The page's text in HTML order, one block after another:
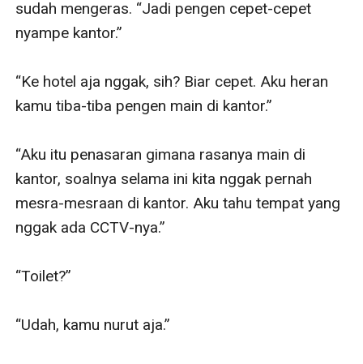
sudah mengeras. “Jadi pengen cepet-cepet
nyampe kantor.”
“Ke hotel aja nggak, sih? Biar cepet. Aku heran
kamu tiba-tiba pengen main di kantor.”
“Aku itu penasaran gimana rasanya main di
kantor, soalnya selama ini kita nggak pernah
mesra-mesraan di kantor. Aku tahu tempat yang
nggak ada CCTV-nya.”
“Toilet?”
“Udah, kamu nurut aja.”